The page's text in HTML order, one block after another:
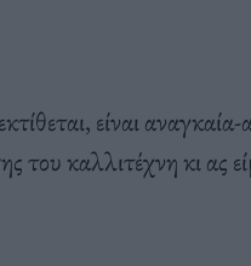
είναι αναγκαία-
του καλλιτέχνη κι ας